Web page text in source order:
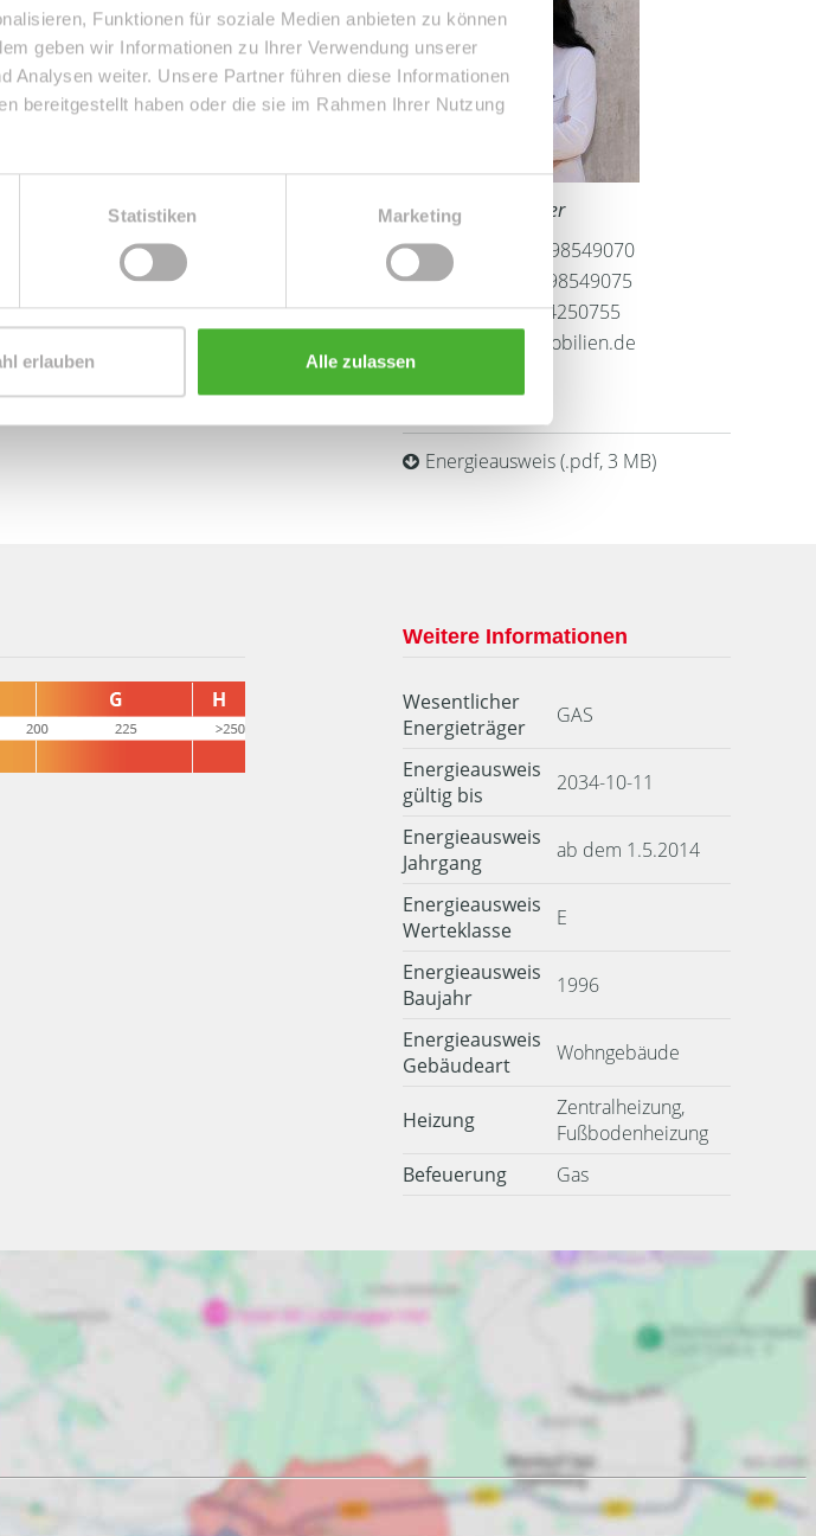
Funktionen für soziale Medien anbieten zu können
geben wir Informationen zu Ihrer Verwendung unserer
Analysen weiter. Unsere Partner führen diese Informationen
bereitgestellt haben oder die sie im Rahmen Ihrer Nutzung
Statistiken Marketing
erlauben Alle zulassen
inkl. WC mit WM-
(auch vom Gartenbereich
befinden.
inkl. Eckbadewanne,
aus gelangen Sie ins
ein Gästezimmer, ein
ist die
die Nähe zur Natur
Frau Peggy Günther
Telefon: 004934298549070
Telefax: 004934298549075
Mobil: 004915254250755
info@le-apis-immobilien.de
Energieausweis (.pdf, 3 MB)
Weitere Informationen
Wesentlicher
Energieträger
GAS
Energieausweis
gültig bis
2034-10-11
Energieausweis
Jahrgang
ab dem 1.5.2014
Energieausweis
Werteklasse
E
Energieausweis
Baujahr
1996
Energieausweis
Gebäudeart
Wohngebäude
Heizung
Zentralheizung,
Fußbodenheizung
Befeuerung
Gas